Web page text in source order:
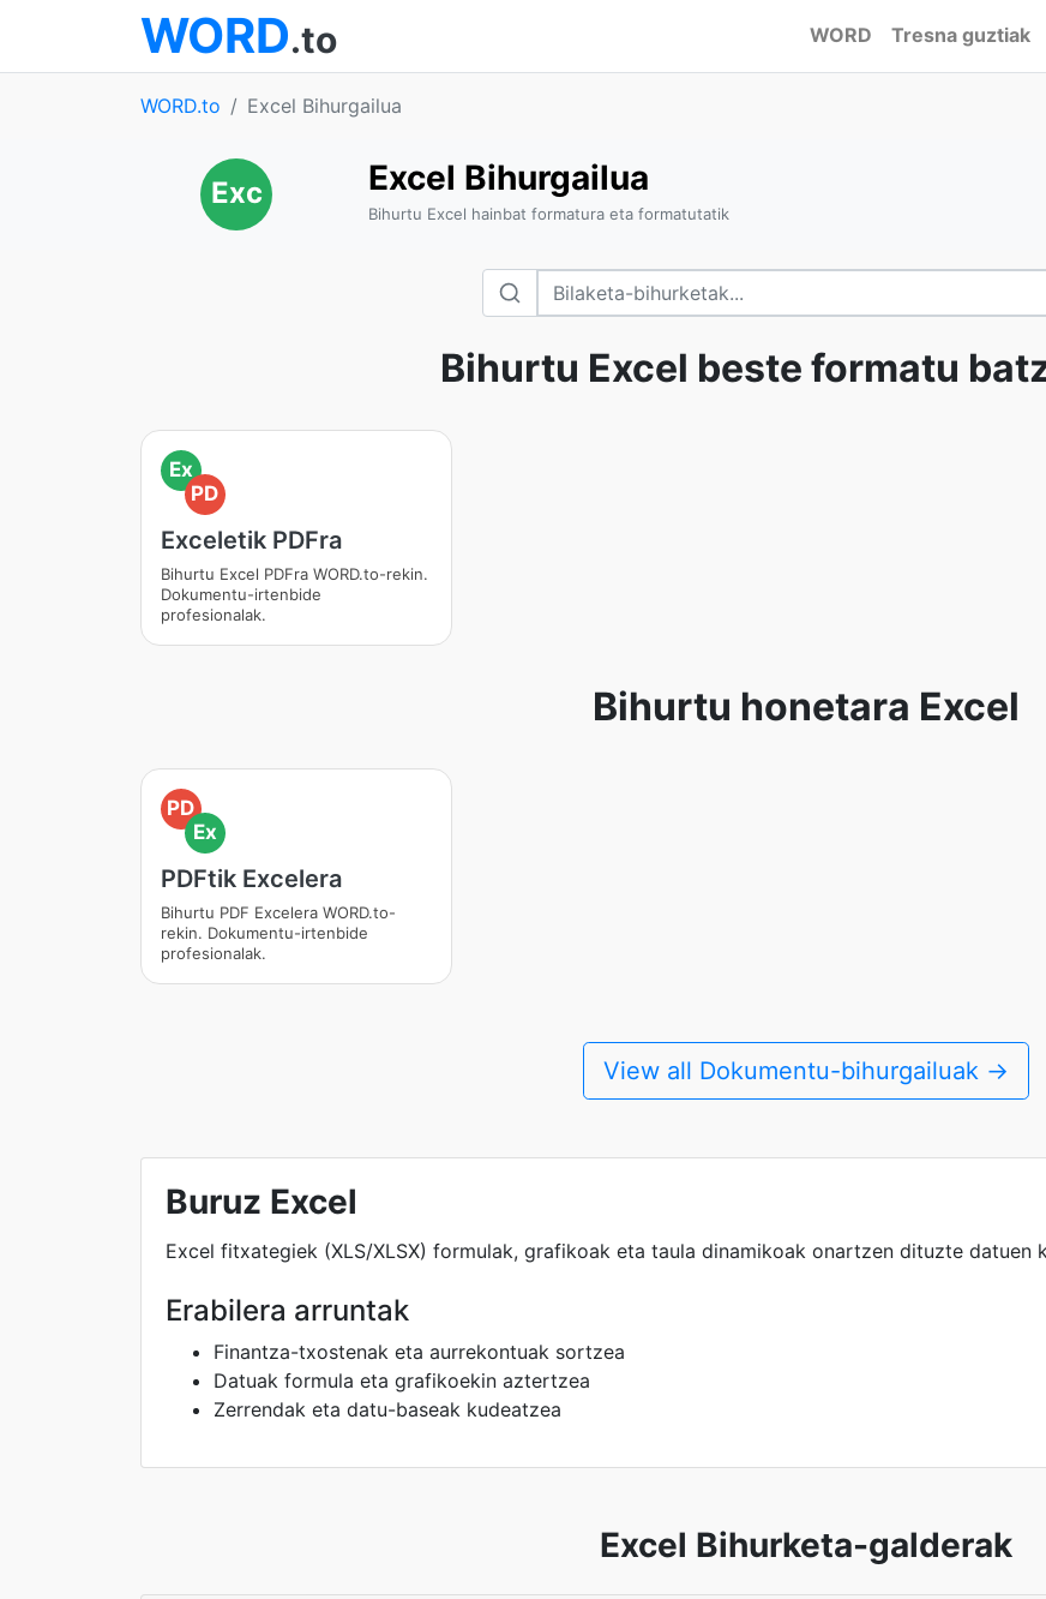
WORD.to WORD Tresna guztiak
WORD.to Excel Bihurgailua
Exc Excel Bihurgailua
Bihurtu Excel hainbat formatura eta formatutatik
Bihurtu Excel beste formatu
Ex
PD
Exceletik PDFra
Bihurtu Excel PDFra WORD.to-rekin.
Dokumentu-irtenbide
profesionalak.
Bihurtu honetara Excel
PD
Ex
PDFtik Excelera
Bihurtu PDF Excelera WORD.to-
rekin. Dokumentu-irtenbide
profesionalak.
View all Dokumentu-bihurgailuak →
Buruz Excel
Excel fitxategiek (XLS/XLSX) formulak, grafikoak eta taula dinamikoak onartzen dituzte datuen
Erabilera arruntak
Finantza-txostenak eta aurrekontuak sortzea
Datuak formula eta grafikoekin aztertzea
Zerrendak eta datu-baseak kudeatzea
Excel Bihurketa-galderak